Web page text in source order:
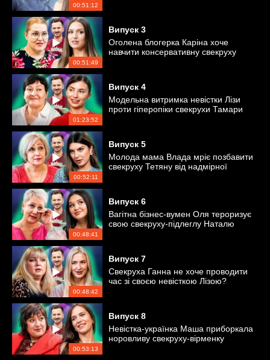
00:51:12
00:51:49
Випуск 3
Оголена блогерка Каріна хоче
навчити консервативну свекруху
01:23:52
Випуск 4
Модельна витримка невістки Лізи
проти гіперопіки свекрухи Тамари
00:52:11
Випуск 5
Молода мама Влада мріє позбавити
свекруху Тетяну від надмірної
00:48:41
Випуск 6
Вагітна бізнес-вумен Оля тероризує
свою свекруху-підлеглу Наталю
00:48:42
Випуск 7
Свекруха Ганна не хоче проводити
час зі своєю невісткою Лізою?
00:53:13
Випуск 8
Невістка-українка Маша приборкала
норовливу свекруху-вірменку